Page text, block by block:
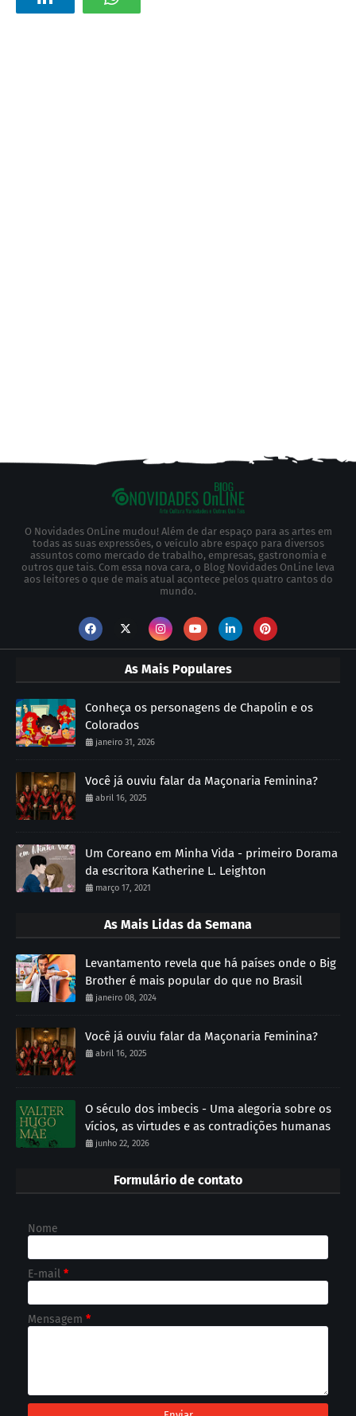
O Novidades OnLine mudou! Além de dar espaço para as artes em
todas as suas expressões, o veículo abre espaço para diversos
assuntos como mercado de trabalho, empresas, gastronomia e
outros que tais. Com essa nova cara, o Blog Novidades OnLine leva
aos leitores o que de mais atual acontece pelos quatro cantos do
mundo.
As Mais Populares
Conheça os personagens de Chapolin e os
Colorados
janeiro 31, 2026
Você já ouviu falar da Maçonaria Feminina?
abril 16, 2025
Um Coreano em Minha Vida - primeiro Dorama
da escritora Katherine L. Leighton
março 17, 2021
As Mais Lidas da Semana
Levantamento revela que há países onde o Big
Brother é mais popular do que no Brasil
janeiro 08, 2024
Você já ouviu falar da Maçonaria Feminina?
abril 16, 2025
O século dos imbecis - Uma alegoria sobre os
vícios, as virtudes e as contradições humanas
junho 22, 2026
Formulário de contato
Nome
E-mail *
Mensagem *